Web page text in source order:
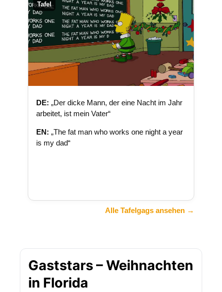
Tafel
DE: „Der dicke Mann, der eine Nacht im Jahr
arbeitet, ist mein Vater“
EN: „The fat man who works one night a year
is my dad“
Alle Tafelgags ansehen →
Gaststars – Weihnachten
in Florida